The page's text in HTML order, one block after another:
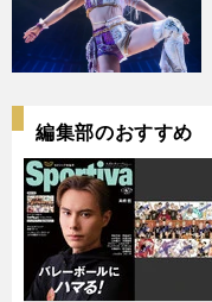
編集部のおすすめ